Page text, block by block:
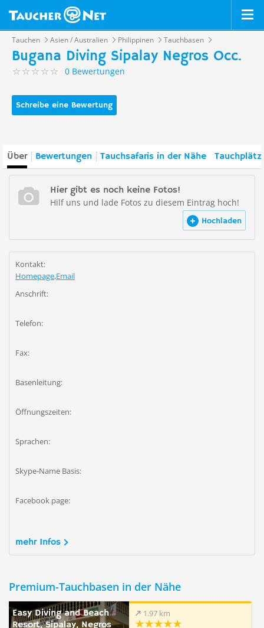
Tauchen Asien / Australien Philippinen Tauchbasen
Bugana Diving Sipalay Negros Occ.
0 Bewertungen
Schreibe eine Bewertung
Über Bewertungen Tauchsafaris in der Nähe
Hier gibt es noch keine Fotos!
Hilf uns und lade Fotos zu diesem Eintrag hoch!
Hochladen
Kontakt:
Homepage,Email
Anschrift:
Telefon:
Fax:
Basenleitung:
Öffnungszeiten:
Sprachen:
Skype-Name Basis:
Facebook page:
mehr Infos
Premium-Tauchbasen in der Nähe
Easy Diving and Beach
Resort, Sipalay, Negros
1.97 km